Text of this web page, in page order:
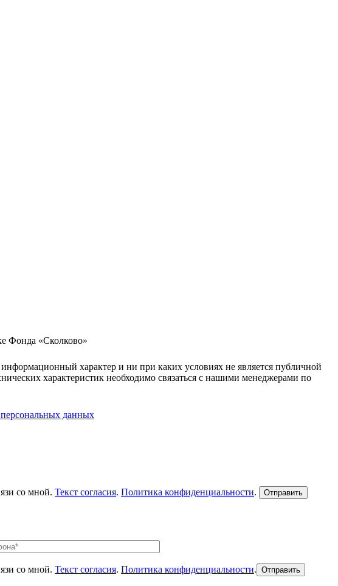
Фонда «Сколково»
характер и ни при каких условиях не является публичной
характеристик необходимо связаться с нашими менеджерами по
данных
со мной. Текст согласия. Политика конфиденциальности.
со мной. Текст согласия. Политика конфиденциальности.